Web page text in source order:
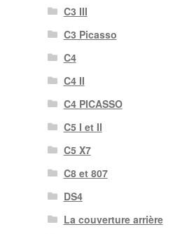
C3 III
C3 Picasso
C4
C4 II
C4 PICASSO
C5 I et II
C5 X7
C8 et 807
DS4
La couverture arrière